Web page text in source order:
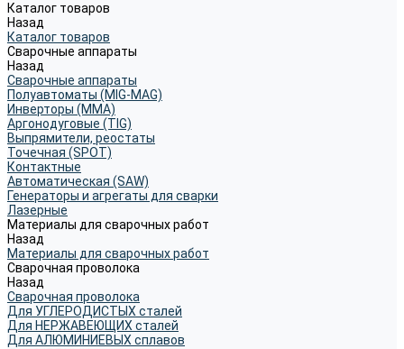
Каталог товаров
Назад
Каталог товаров
Сварочные аппараты
Назад
Сварочные аппараты
Полуавтоматы (MIG-MAG)
Инверторы (MMA)
Аргонодуговые (TIG)
Выпрямители, реостаты
Точечная (SPOT)
Контактные
Автоматическая (SAW)
Генераторы и агрегаты для сварки
Лазерные
Материалы для сварочных работ
Назад
Материалы для сварочных работ
Сварочная проволока
Назад
Сварочная проволока
Для УГЛЕРОДИСТЫХ сталей
Для НЕРЖАВЕЮЩИХ сталей
Для АЛЮМИНИЕВЫХ сплавов